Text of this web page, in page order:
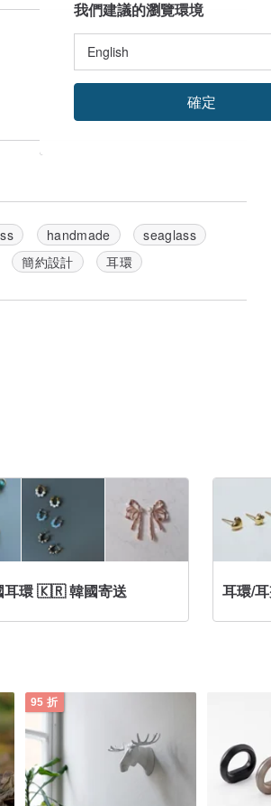
handmade
seaglass
簡約設計 耳環
耳環 🇰🇷 韓國寄送 耳環/
95 折
我們建議的瀏覽環境
確定